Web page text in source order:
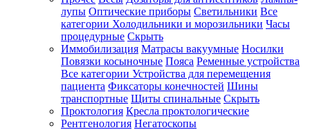
лупы Оптические приборы Светильники Все
категории Холодильники и морозильники Часы
процедурные Скрыть
Иммобилизация Матрасы вакуумные Носилки
Повязки косыночные Пояса Ременные устройства
Все категории Устройства для перемещения
пациента Фиксаторы конечностей Шины
транспортные Щиты спинальные Скрыть
Проктология Кресла проктологические
Рентгенология Негатоскопы